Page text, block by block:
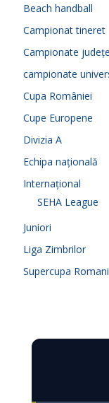
Beach handball
Campionat tineret
Campionate
campionate
Cupa României
Cupe Europene
Divizia A
Echipa națională
Internațional
SEHA League
Juniori
Liga Zimbrilor
Supercupa